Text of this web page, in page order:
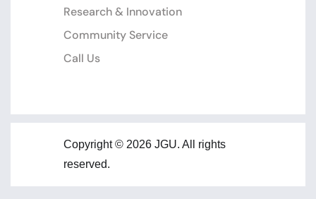
Research & Innovation
Community Service
Call Us
Copyright © 2026 JGU. All rights
reserved.